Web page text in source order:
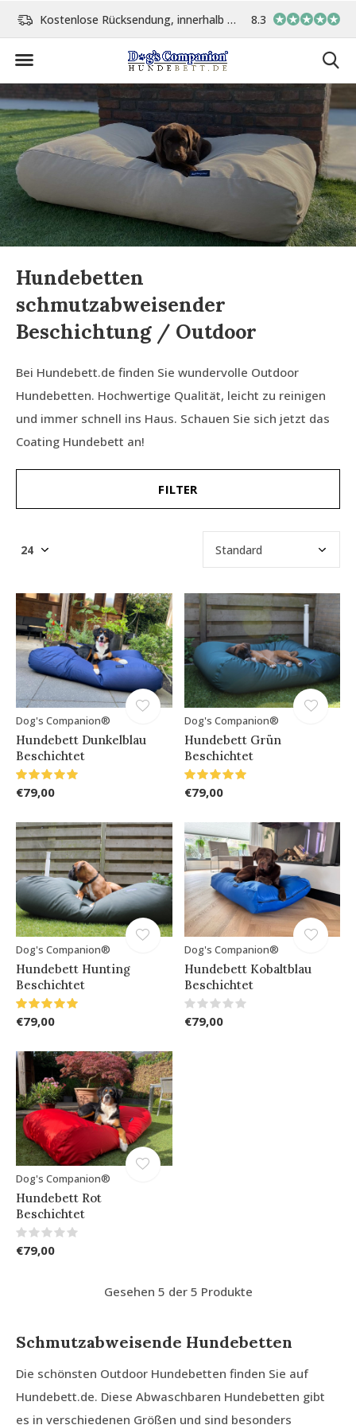
Kostenlose Rücksendung, innerhalb 14 Tage Vor 15:00 Uhr bestellt,
8.3
Hundebetten
schmutzabweisender
Beschichtung / Outdoor
Bei Hundebett.de finden Sie wundervolle Outdoor
Hundebetten. Hochwertige Qualität, leicht zu reinigen
und immer schnell ins Haus. Schauen Sie sich jetzt das
Coating Hundebett an!
FILTER
Dog's Companion®
Hundebett Dunkelblau
Beschichtet
€79,00
Dog's Companion®
Hundebett Grün
Beschichtet
€79,00
Dog's Companion®
Hundebett Hunting
Beschichtet
€79,00
Dog's Companion®
Hundebett Kobaltblau
Beschichtet
€79,00
Dog's Companion®
Hundebett Rot
Beschichtet
€79,00
Gesehen 5 der 5 Produkte
Schmutzabweisende Hundebetten
Die schönsten Outdoor Hundebetten finden Sie auf
Hundebett.de. Diese Abwaschbaren Hundebetten gibt
es in verschiedenen Größen und sind besonders